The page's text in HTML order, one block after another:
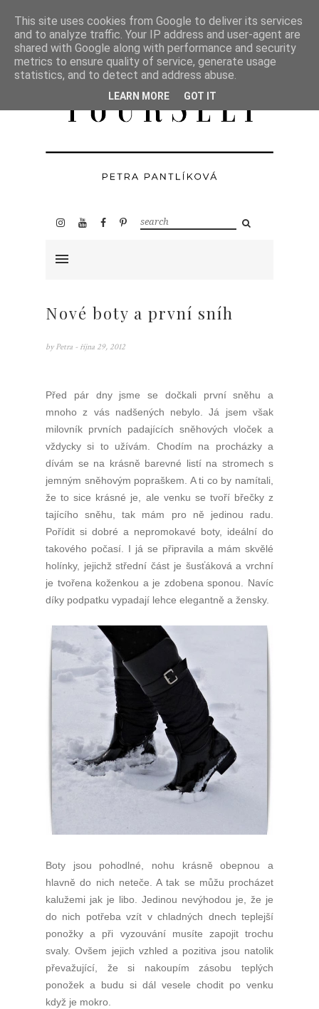
Nové boty a první sníh
by Petra - října 29, 2012
Před pár dny jsme se dočkali první sněhu a
mnoho z vás nadšených nebylo. Já jsem však
milovník prvních padajících sněhových vloček a
vždycky si to užívám. Chodím na procházky a
dívám se na krásně barevné listí na stromech s
jemným sněhovým popraškem. A ti co by namítali,
že to sice krásné je, ale venku se tvoří břečky z
tajícího sněhu, tak mám pro ně jedinou radu.
Pořídit si dobré a nepromokavé boty, ideální do
takového počasí. I já se připravila a mám skvělé
holínky, jejichž střední část je šusťáková a vrchní
je tvořena koženkou a je zdobena sponou. Navíc
díky podpatku vypadají lehce elegantně a žensky.
Boty jsou pohodlné, nohu krásně obepnou a
hlavně do nich neteče. A tak se můžu procházet
kalužemi jak je libo. Jedinou nevýhodou je, že je
do nich potřeba vzít v chladných dnech teplejší
ponožky a při vyzouvání musíte zapojit trochu
svaly. Ovšem jejich vzhled a pozitiva jsou natolik
převažující, že si nakoupím zásobu teplých
ponožek a budu si dál vesele chodit po venku
když je mokro.
This site uses cookies from Google to deliver its services
and to analyze traffic. Your IP address and user-agent are
shared with Google along with performance and security
metrics to ensure quality of service, generate usage
statistics, and to detect and address abuse.
LEARN MORE GOT IT